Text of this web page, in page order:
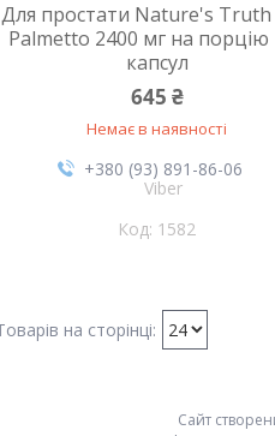
Для простати Nature's Truth
Palmetto 2400 мг на порцію
капсул
645 ₴
Немає в наявності
+380 (93) 891-86-06
Viber
1582
Сайт